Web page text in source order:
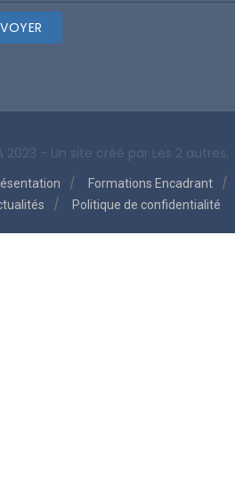
2023 - Un site créé par Les 2 autres.
Formations Encadrant
Politique de confidentialité